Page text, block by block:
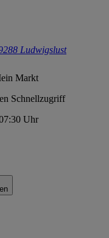
Ludwigslust
Markt
Schnellzugriff
Uhr